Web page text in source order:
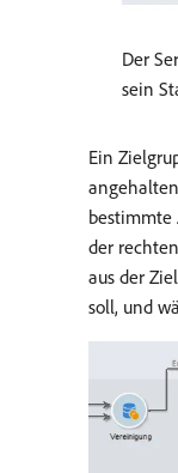
Der
sein
Ein
bestimmte
der
aus der
soll, und